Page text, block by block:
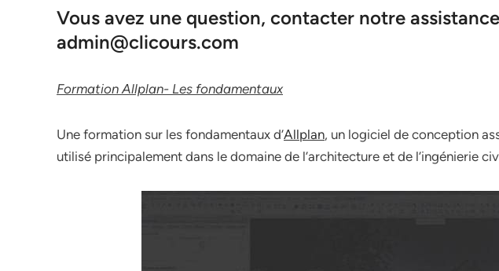
Vous avez une question, contacter notre
admin@clicours.com
Formation Allplan- Les fondamentaux
Une formation sur les fondamentaux d’Allplan, un logiciel de conception
utilisé principalement dans le domaine de l’architecture et de l’ingénierie